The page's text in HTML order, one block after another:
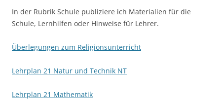
In der Rubrik Schule publiziere ich Materialien für die
Schule, Lernhilfen oder Hinweise für Lehrer.
Überlegungen zum Religionsunterricht
Lehrplan 21 Natur und Technik NT
Lehrplan 21 Mathematik